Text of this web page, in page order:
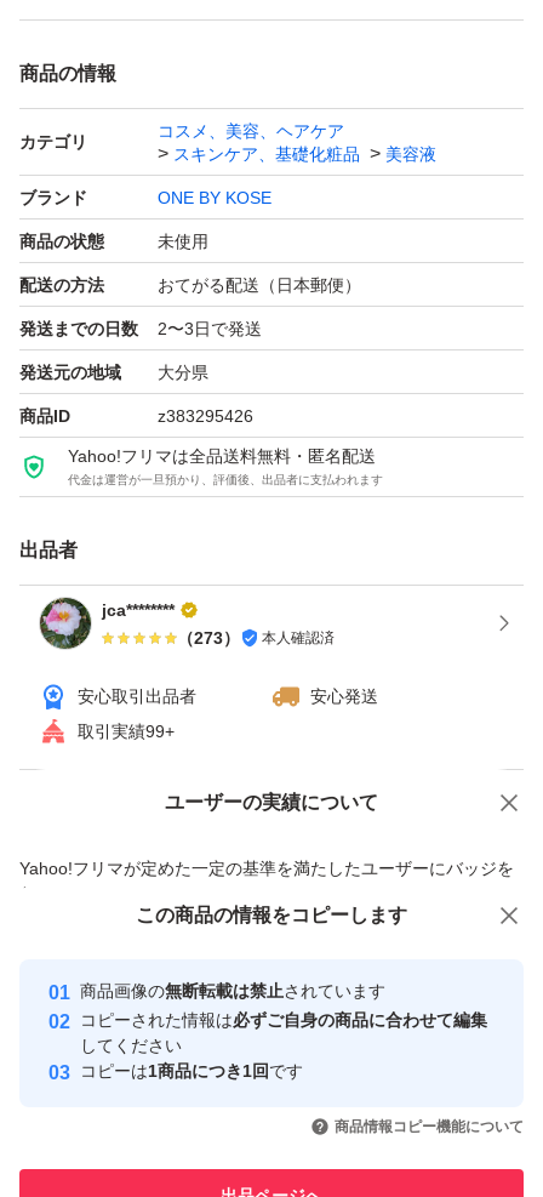
商品の情報
カテゴリ
コスメ、美容、ヘアケア
スキンケア、基礎化粧品
美容液
ブランド ONE BY KOSE
商品の状態 未使用
配送の方法 おてがる配送（日本郵便）
発送までの日数 2〜3日で発送
発送元の地域 大分県
商品ID z383295426
Yahoo!フリマは全品送料無料・匿名配送
代金は運営が一旦預かり、評価後、出品者に支払われます
出品者
jca********
（273） 本人確認済
安心取引出品者
安心発送
取引実績99+
ユーザーの実績について
Yahoo!フリマが定めた一定の基準を満たしたユーザーにバッジを
付与しています
安心取引出品者
心・安全なユーザーです
取引実績
引を完了させた実績があります
価格の相談 商品への質問
この商品の情報をコピーします
商品画像の無断転載は禁止されています
コピーされた情報は必ずご自身の商品に合わせて編集
してください
コピーは1商品につき1回です
商品情報コピー機能について
この商品をみている人にオススメ